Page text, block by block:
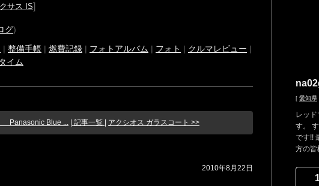
サス IS]
グ)
| 整備手帳 | 燃費記録 | フォトアルバム | フォト | クルマレビュー |
イム
Panasonic Blue ... | 記事一覧 | アクシオス ガラスコート >>
2010年8月22日
[ 愛知県
レッ
す。
です!!
方の皆